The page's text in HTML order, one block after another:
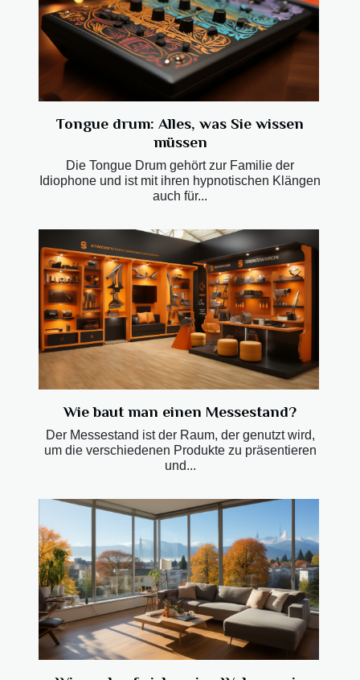
Tongue drum: Alles, was Sie wissen
müssen
Die Tongue Drum gehört zur Familie der
Idiophone und ist mit ihren hypnotischen Klängen
auch für...
Wie baut man einen Messestand?
Der Messestand ist der Raum, der genutzt wird,
um die verschiedenen Produkte zu präsentieren
und...